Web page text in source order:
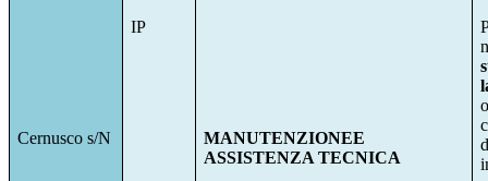
Cernusco s/N
IP
MANUTENZIONEE
ASSISTENZA TECNICA